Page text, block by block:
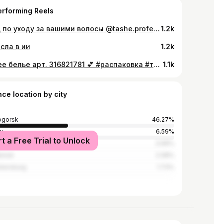
Reels
Бренд по уходу за вашими волосы @tashe.professional 💫 Несмываемая экспресс маска арт. 228844321 💕 #tashe #волосы #уходзаволосами1.2k
в ии 1.2k
Нижнее белье арт. 316821781 💕 #распаковка #тренд #лето #вб #wb #Wildberries #трендлето #женскаяодежда #скидка #летнийкостюм #женскийкостюм #женскаяодеждакупить #стильнаяженскаяодежда #люкс #муслин #муслиновыйкостюм #женскаяодеждадешево #правильноепитание #зож #мода #модно #одеждабольшогоразмера #одеждадлядевушек #одеждадлябеременных #беременность #оверсайз 1.1k
location by city
46.27%
6.59%
a Free Trial to Unlock